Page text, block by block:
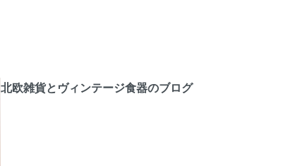
北欧雑貨とヴィンテージ食器のブログ